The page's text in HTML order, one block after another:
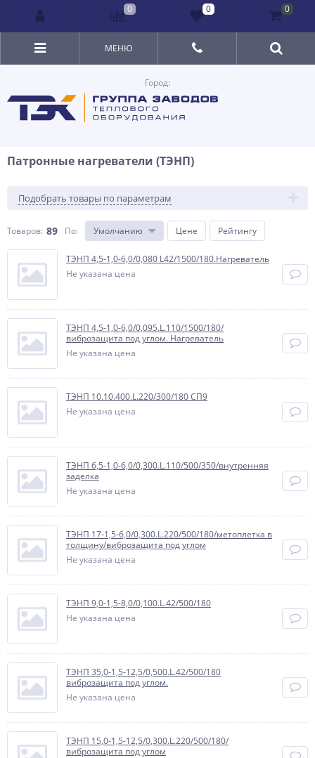
Город:
МЕНЮ
Патронные нагреватели (ТЭНП)
Подобрать товары по параметрам
Товаров: 89 По: Умолчанию Цене Рейтингу
ТЭНП 4,5-1,0-6,0/0,080 L42/1500/180.Нагреватель
Не указана цена
ТЭНП 4,5-1,0-6,0/0,095.L.110/1500/180/
виброзащита под углом. Нагреватель
Не указана цена
ТЭНП 10.10.400.L.220/300/180 СП9
Не указана цена
ТЭНП 6,5-1,0-6,0/0,300.L.110/500/350/внутренняя
заделка
Не указана цена
ТЭНП 17-1,5-6,0/0,300.L.220/500/180/метоплетка в
толщину/виброзащита под углом
Не указана цена
ТЭНП 9,0-1,5-8,0/0,100.L.42/500/180
Не указана цена
ТЭНП 35,0-1,5-12,5/0,500.L.42/500/180
виброзащита под углом.
Не указана цена
ТЭНП 15,0-1,5-12,5/0,300.L.220/500/180/
виброзащита под углом
0 0 0